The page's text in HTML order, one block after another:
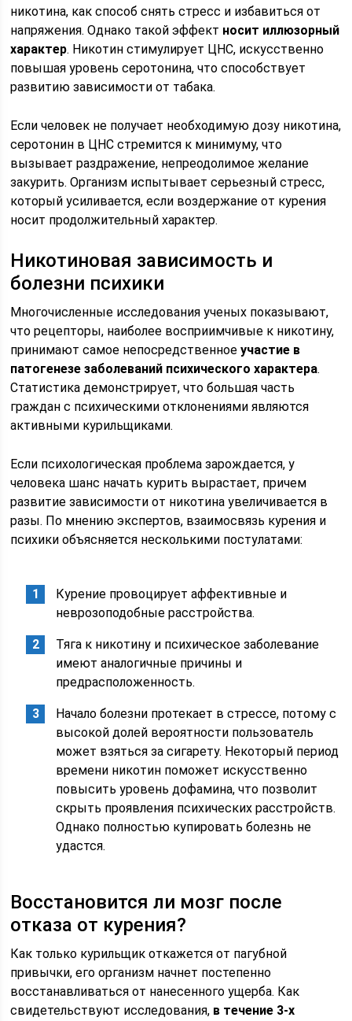
никотина, как способ снять стресс и избавиться от
напряжения. Однако такой эффект носит иллюзорный
характер. Никотин стимулирует ЦНС, искусственно
повышая уровень серотонина, что способствует
развитию зависимости от табака.
Если человек не получает необходимую дозу никотина,
серотонин в ЦНС стремится к минимуму, что
вызывает раздражение, непреодолимое желание
закурить. Организм испытывает серьезный стресс,
который усиливается, если воздержание от курения
носит продолжительный характер.
Никотиновая зависимость и
болезни психики
Многочисленные исследования ученых показывают,
что рецепторы, наиболее восприимчивые к никотину,
принимают самое непосредственноеучастие в
патогенезе заболеваний психического характера.
Статистика демонстрирует, что большая часть
граждан с психическими отклонениями являются
активными курильщиками.
Если психологическая проблема зарождается, у
человека шанс начать курить вырастает, причем
развитие зависимости от никотина увеличивается в
разы. По мнению экспертов, взаимосвязь курения и
психики объясняется несколькими постулатами:
Курение провоцирует аффективные и
неврозоподобные расстройства.
Тяга к никотину и психическое заболевание
имеют аналогичные причины и
предрасположенность.
Начало болезни протекает в стрессе, потому с
высокой долей вероятности пользователь
может взяться за сигарету. Некоторый период
времени никотин поможет искусственно
повысить уровень дофамина, что позволит
скрыть проявления психических расстройств.
Однако полностью купировать болезнь не
удастся.
Восстановится ли мозг после
отказа от курения?
Как только курильщик откажется от пагубной
привычки, его организм начнет постепенно
восстанавливаться от нанесенного ущерба. Как
свидетельствуют исследования, в течение 3-х